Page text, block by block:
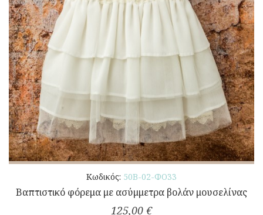
Κωδικός: 50Β-02-ΦΟ33
Βαπτιστικό φόρεμα με ασύμμετρα βολάν μουσελίνας
125,00 €